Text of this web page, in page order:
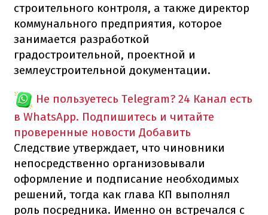
строительного контроля, а также директор
коммунального предприятия, которое
занимается разработкой
градостроительной, проектной и
землеустроительной документации.
Не пользуетесь Telegram? 24 Канал есть
в WhatsApp. Подпишитесь и читайте
проверенные новости Добавить
Следствие утверждает, что чиновники
непосредственно организовывали
оформление и подписание необходимых
решений, тогда как глава КП выполнял
роль посредника. Именно он встречался с